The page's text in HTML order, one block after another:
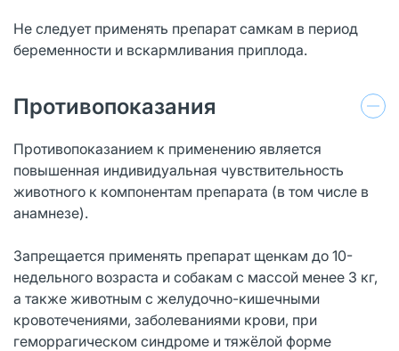
Не следует применять препарат самкам в период
беременности и вскармливания приплода.
Противопоказания
Противопоказанием к применению является
повышенная индивидуальная чувствительность
животного к компонентам препарата (в том числе в
анамнезе).
Запрещается применять препарат щенкам до 10-
недельного возраста и собакам с массой менее 3 кг,
а также животным с желудочно-кишечными
кровотечениями, заболеваниями крови, при
геморрагическом синдроме и тяжёлой форме